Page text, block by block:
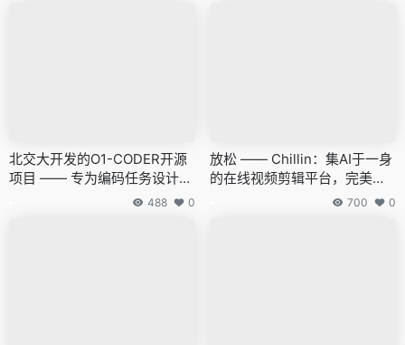
北交大开发的O1-CODER开源
项目 —— 专为编码任务设计的
488 0
放松 —— Chillin：集AI于一身
的在线视频剪辑平台，完美融
700 0